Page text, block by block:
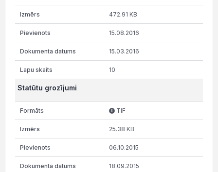
472.91 KB
15.08.2016
15.03.2016
10
Statūtu grozījumi
TIF
25.38 KB
06.10.2015
18.09.2015